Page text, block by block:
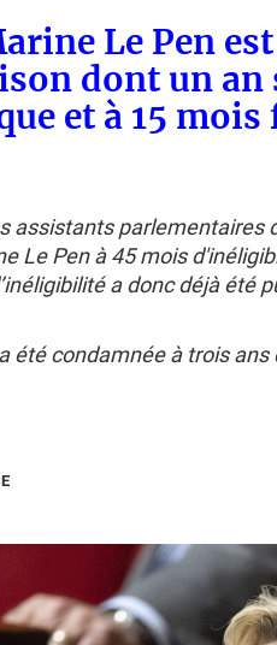
Le Pen
dont un an
et à 15
assistants parlementaires
Le Pen à 45 mois
a donc déjà été
été condamnée à trois